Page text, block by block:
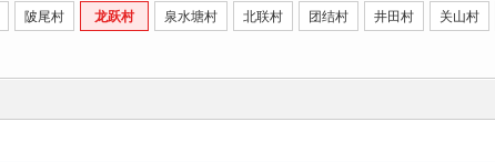
陂尾村 龙跃村 泉水塘村 北联村 团结村 井田村 关山村